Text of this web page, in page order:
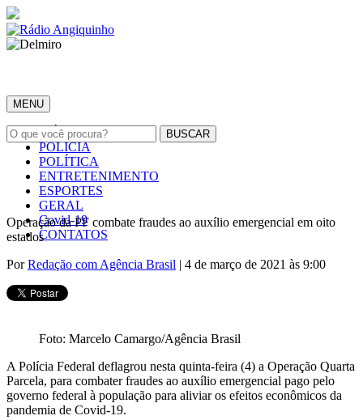
MENU
INÍCIO
POLÍCIA
POLÍTICA
ENTRETENIMENTO
ESPORTES
GERAL
Covid-19
CONTATOS
Operação da PF combate fraudes ao auxílio emergencial em oito
estados
PorRedação com Agência Brasil | 4 de março de 2021 às 9:00
Foto: Marcelo Camargo/Agência Brasil
A Polícia Federal deflagrou nesta quinta-feira (4) a Operação Quarta
Parcela, para combater fraudes ao auxílio emergencial pago pelo
governo federal à população para aliviar os efeitos econômicos da
pandemia de Covid-19.